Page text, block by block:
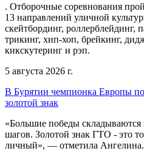
. Отборочные соревнования
13 направлений уличной
скейтбординг, роллерблейдинг,
трикинг, хип-хоп, брейкинг,
кикскутеринг и рэп.
5 августа 2026 г.
В Бурятии чемпионка Европы
золотой знак
«Большие победы
шагов. Золотой знак ГТО - это
личный», — отметила Ангелина.